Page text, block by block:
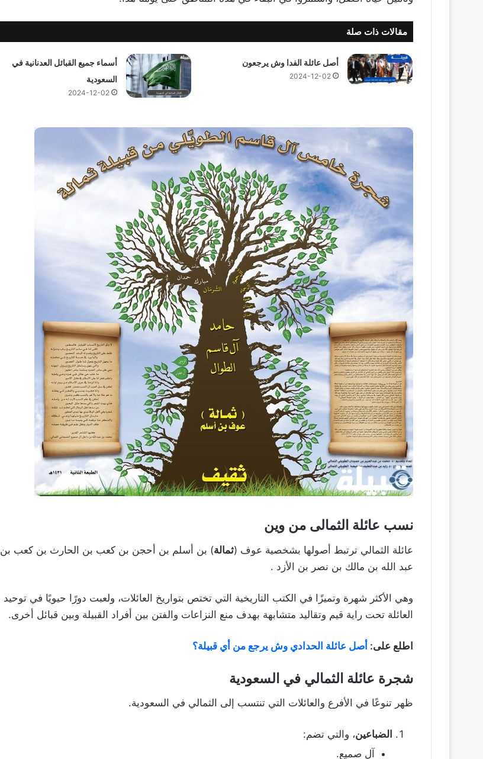
مقالات ذات صلة
أصل عائلة الفدا وش يرجعون
2024-12-02
أسماء جميع القبائل العدنانية في
السعودية
2024-12-02
نسب عائلة الثمالى من وين
عائلة الثمالي ترتبط أصولها بشخصية عوف (ثمالة) بن أسلم بن أحجن بن كعب بن الحارث بن كعب بن
عبد الله بن مالك بن نصر بن الأزد .
وهي الأكثر شهرة وتميزًا في الكتب التاريخية التي تختص بتواريخ العائلات، ولعبت دورًا حيويًا في توحيد
العائلة تحت راية قيم وتقاليد متشابهة بهدف منع النزاعات والفتن بين أفراد القبيلة وبين قبائل أخرى.
اطلع على: أصل عائلة الحدادي وش يرجع من أي قبيلة؟
شجرة عائلة الثمالي في السعودية
ظهر تنوعًا في الأفرع والعائلات التي تنتسب إلى الثمالي في السعودية.
الضباعين، والتي تضم:
آل صميع.